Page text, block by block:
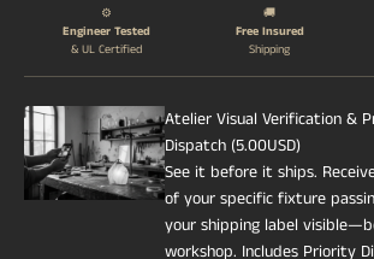
⚙️
Engineer Tested
& UL Certified
🚚
Free Insured
Shipping
Atelier Visual Verification &
Dispatch (5.00USD)
See it before it ships.
of your specific fixture
your shipping label
workshop. Includes Priority